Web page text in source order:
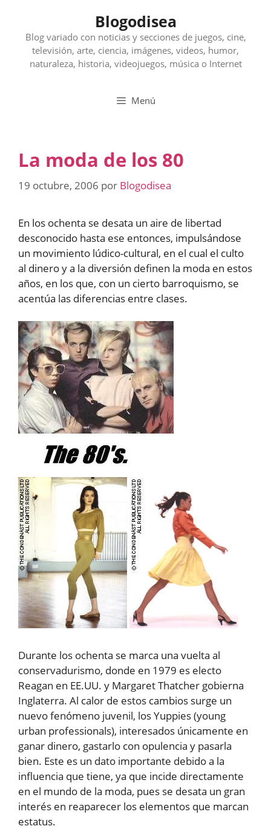
contenido
Blogodisea
Blog variado con noticias y secciones de juegos, cine,
televisión, arte, ciencia, imágenes, videos, humor,
naturaleza, historia, videojuegos, música o Internet
Menú
La moda de los 80
19 octubre, 2006 por Blogodisea
En los ochenta se desata un aire de libertad
desconocido hasta ese entonces, impulsándose
un movimiento lúdico-cultural, en el cual el culto
al dinero y a la diversión definen la moda en estos
años, en los que, con un cierto barroquismo, se
acentúa las diferencias entre clases.
Durante los ochenta se marca una vuelta al
conservadurismo, donde en 1979 es electo
Reagan en EE.UU. y Margaret Thatcher gobierna
Inglaterra. Al calor de estos cambios surge un
nuevo fenómeno juvenil, los Yuppies (young
urban professionals), interesados únicamente en
ganar dinero, gastarlo con opulencia y pasarla
bien. Este es un dato importante debido a la
influencia que tiene, ya que incide directamente
en el mundo de la moda, pues se desata un gran
interés en reaparecer los elementos que marcan
estatus.